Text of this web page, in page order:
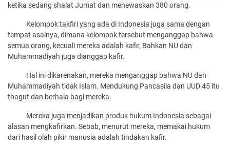
ketika sedang shalat Jumat dan menewaskan 380 orang.
Kelompok takfiri yang ada di Indonesia juga sama dengan
tempat asalnya, dimana kelompok tersebut menganggap bahwa
semua orang, kecuali mereka adalah kafir, Bahkan NU dan
Muhammadiyah juga dianggap kafir.
Hal ini dikarenakan, mereka menganggap bahwa NU dan
Muhammadiyah tidak Islam. Mendukung Pancasila dan UUD 45 itu
thagut dan berhala bagi mereka.
Mereka juga menjadikan produk hukum Indonesia sebagai
alasan mengkafirkan. Sebab, menurut mereka, memakai hukum
dari hasil olah pikir manusia adalah tindakan kafir.